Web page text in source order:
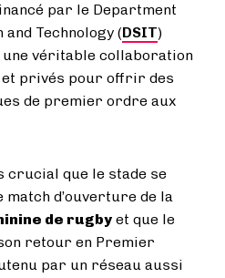
par le Department
Technology (DSIT)
véritable collaboration
privés pour offrir des
de premier ordre aux
crucial que le stade se
d’ouverture de la
de rugby et que le
retour en Premier
par un réseau aussi